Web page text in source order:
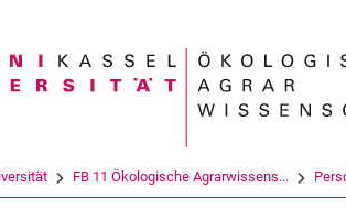
Suchbegriff
FB 11 Ökologische Agrarwissens...